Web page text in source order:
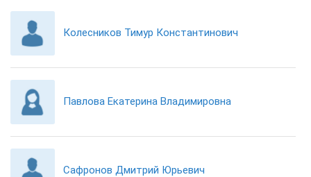
Колесников Тимур Константинович
Павлова Екатерина Владимировна
Сафронов Дмитрий Юрьевич